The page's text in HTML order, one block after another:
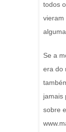
todos
vieram
Se a
era do
jamais
sobre